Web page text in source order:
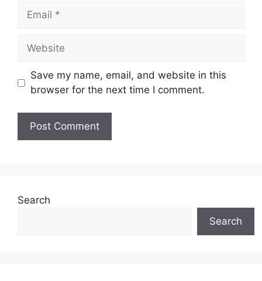
Email
Website
Save my name, email, and website in this
browser for the next time I comment.
Search
Search